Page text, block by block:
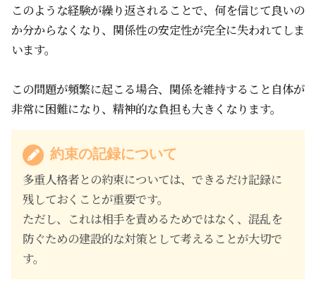
このような経験が繰り返されることで、何を信じて良いの
か分からなくなり、関係性の安定性が完全に失われてしま
います。
この問題が頻繁に起こる場合、関係を維持すること自体が
非常に困難になり、精神的な負担も大きくなります。
約束の記録について
多重人格者との約束については、できるだけ記録に
残しておくことが重要です。
ただし、これは相手を責めるためではなく、混乱を
防ぐための建設的な対策として考えることが大切で
す。